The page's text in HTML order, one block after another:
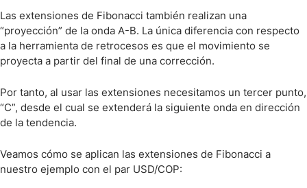
Las extensiones de Fibonacci también realizan una
“proyección” de la onda A-B. La única diferencia con respecto
a la herramienta de retrocesos es que el movimiento se
proyecta a partir del final de una corrección.
Por tanto, al usar las extensiones necesitamos un tercer punto,
“C”, desde el cual se extenderá la siguiente onda en dirección
de la tendencia.
Veamos cómo se aplican las extensiones de Fibonacci a
nuestro ejemplo con el par USD/COP: